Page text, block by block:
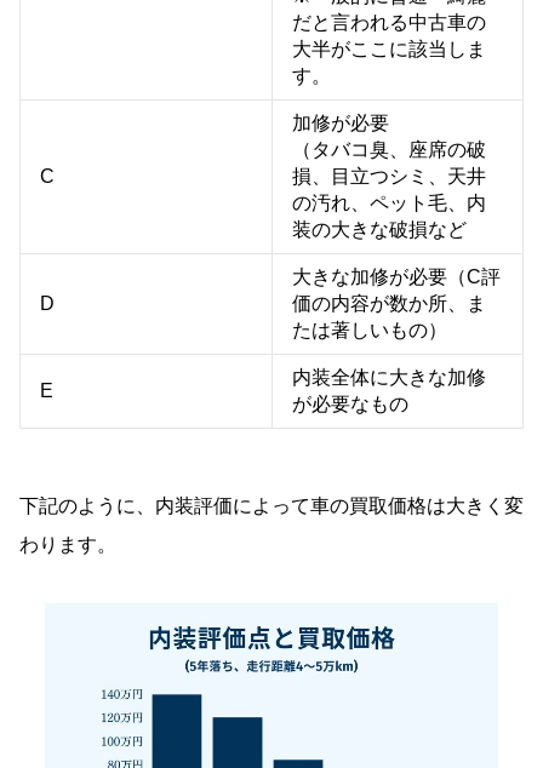
だと言われる中古車の
大半がここに該当しま
す。
C
加修が必要
（タバコ臭、座席の破
損、目立つシミ、天井
の汚れ、ペット毛、内
装の大きな破損など
D
大きな加修が必要（C評
価の内容が数か所、ま
たは著しいもの）
E
内装全体に大きな加修
が必要なもの
下記のように、内装評価によって車の買取価格は大きく変
わります。